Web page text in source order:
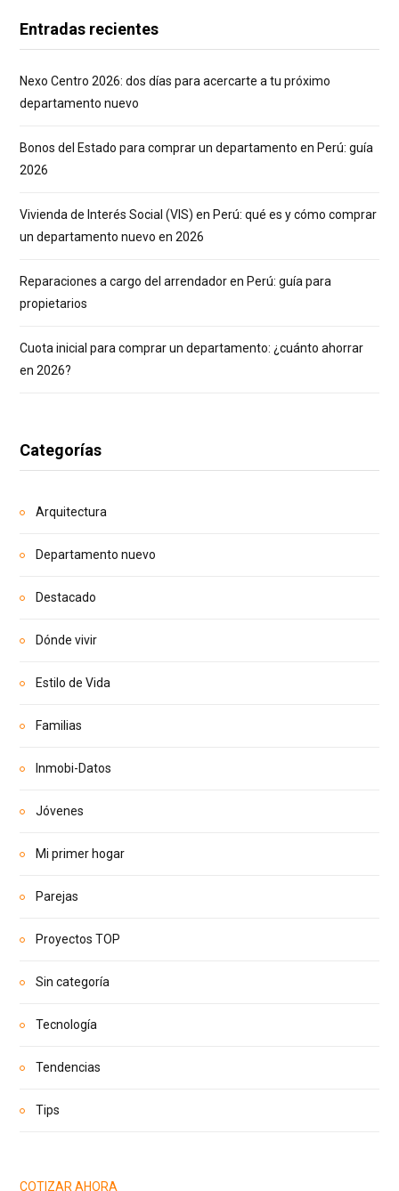
Entradas recientes
Nexo Centro 2026: dos días para acercarte a tu próximo
departamento nuevo
Bonos del Estado para comprar un departamento en Perú: guía
2026
Vivienda de Interés Social (VIS) en Perú: qué es y cómo comprar
un departamento nuevo en 2026
Reparaciones a cargo del arrendador en Perú: guía para
propietarios
Cuota inicial para comprar un departamento: ¿cuánto ahorrar
en 2026?
Categorías
Arquitectura
Departamento nuevo
Destacado
Dónde vivir
Estilo de Vida
Familias
Inmobi-Datos
Jóvenes
Mi primer hogar
Parejas
Proyectos TOP
Sin categoría
Tecnología
Tendencias
Tips
COTIZAR AHORA